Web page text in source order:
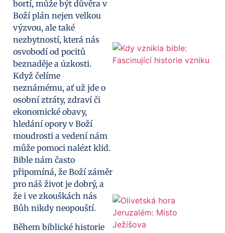
bortí, může být důvěra v
Boží plán nejen velkou
výzvou, ale také
nezbytností, která nás
osvobodí od pocitů
beznaděje a úzkosti.
Když čelíme
neznámému, ať už jde o
osobní ztráty, zdraví či
ekonomické obavy,
hledání opory v Boží
moudrosti a vedení nám
může pomoci nalézt klid.
Bible nám často
připomíná, že Boží záměr
pro náš život je dobrý, a
že i ve zkouškách nás
Bůh nikdy neopouští.
Během biblické historie